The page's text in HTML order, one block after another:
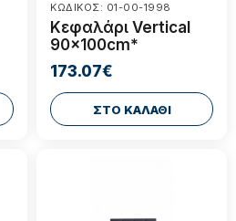
ΚΩΔΙΚΟΣ: 01-00-1998
Κεφαλάρι Vertical
90x100cm*
173.07€
ΣΤΟ ΚΑΛΑΘΙ